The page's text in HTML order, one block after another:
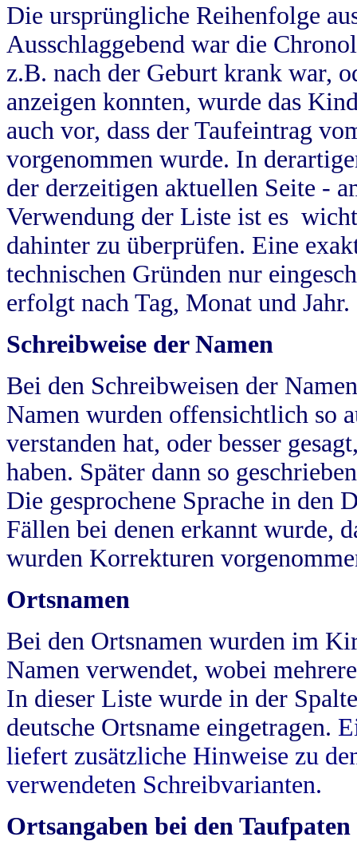
Die ursprüngliche Reihenfolge
Ausschlaggebend war die
z.B. nach der Geburt krank war,
anzeigen konnten, wurde das
auch vor, dass der Taufeintrag
vorgenommen wurde. In
der derzeitigen aktuellen Seite -
Verwendung der Liste ist es
dahinter zu überprüfen. Eine
technischen Gründen nur
erfolgt nach Tag, Monat und Jahr.
Schreibweise der Namen
Bei den Schreibweisen der
Namen wurden offensichtlich so
verstanden hat, oder besser
haben. Später dann so
Die gesprochene Sprache in
Fällen bei denen erkannt wurde,
wurden Korrekturen
Ortsnamen
Bei den Ortsnamen wurden im
Namen verwendet, wobei
In dieser Liste wurde in der
deutsche Ortsname eingetragen.
liefert zusätzliche Hinweise zu
verwendeten Schreibvarianten.
Ortsangaben bei den Taufpaten